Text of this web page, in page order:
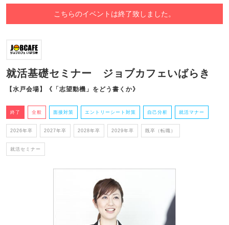
こちらのイベントは終了致しました。
就活基礎セミナー ジョブカフェいばらき
【水戸会場】《「志望動機」をどう書くか》
終了 全般 面接対策 エントリーシート対策 自己分析 就活マナー
2026年卒 2027年卒 2028年卒 2029年卒 既卒（転職）
就活セミナー